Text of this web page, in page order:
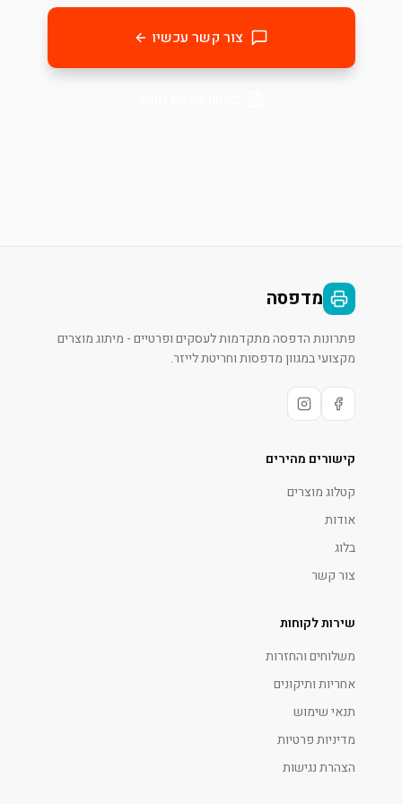
צור קשר עכשיו
מדפסה
פתרונות הדפסה מתקדמות לעסקים ופרטיים - מיתוג מוצרים
מקצועי במגוון מדפסות וחריטת לייזר.
קישורים מהירים
קטלוג מוצרים
אודות
בלוג
צור קשר
שירות לקוחות
משלוחים והחזרות
אחריות ותיקונים
תנאי שימוש
מדיניות פרטיות
הצהרת נגישות